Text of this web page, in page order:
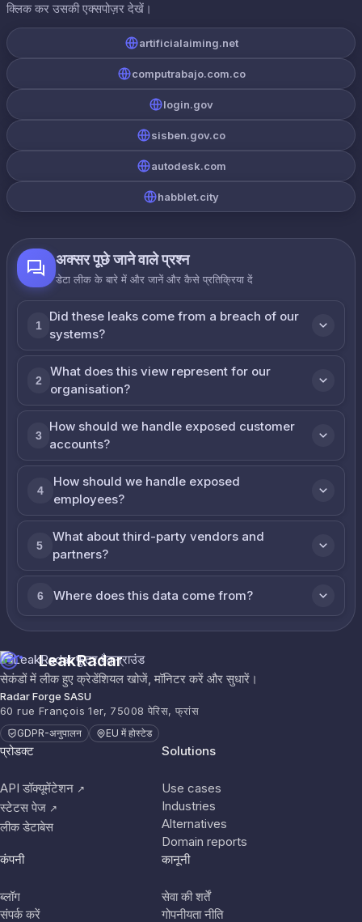
क्लिक कर उसकी एक्सपोज़र देखें।
artificialaiming.net
computrabajo.com.co
login.gov
sisben.gov.co
autodesk.com
habblet.city
अक्सर पूछे जाने वाले प्रश्न
डेटा लीक के बारे में और जानें और कैसे प्रतिक्रिया दें
1
Did these leaks come from a breach of our
systems?
2
What does this view represent for our
organisation?
3
How should we handle exposed customer
accounts?
4
How should we handle exposed
employees?
5
What about third-party vendors and
partners?
6 Where does this data come from?
LeakRadar
सेकंडों में लीक हुए क्रेडेंशियल खोजें, मॉनिटर करें और सुधारें।
Radar Forge SASU
60 rue François 1er, 75008 पेरिस, फ्रांस
GDPR-अनुपालन EU में होस्टेड
प्रोडक्ट
API डॉक्यूमेंटेशन ↗
स्टेटस पेज ↗
लीक डेटाबेस
Solutions
Use cases
Industries
Alternatives
Domain reports
कंपनी
ब्लॉग
संपर्क करें
कानूनी
सेवा की शर्तें
गोपनीयता नीति